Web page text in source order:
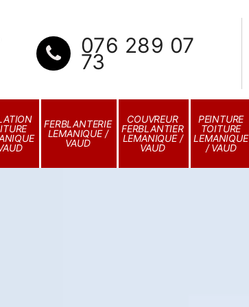
076 289 07
73
FERBLANTERIE
LEMANIQUE /
VAUD
COUVREUR
FERBLANTIER
LEMANIQUE /
VAUD
PEINTURE
TOITURE
LEMANIQUE
/ VAUD